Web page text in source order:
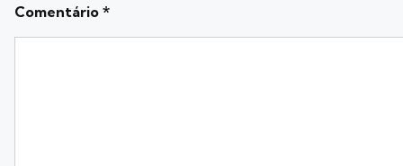
Comentário *